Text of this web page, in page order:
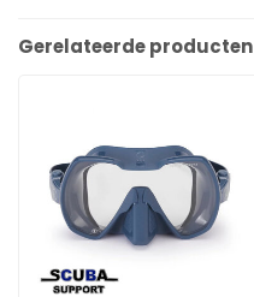
Gerelateerde producten